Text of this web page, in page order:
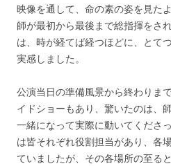
映像を通して、命の素の姿を見た
師が最初から最後まで総指揮をさ
は、時が経てば経つほどに、とて
実感しました。
公演当日の準備風景から終わりま
イドショーもあり、驚いたのは、
一緒になって実際に動いてくださ
は皆それぞれ役割担当があり、各
ていましたが、その各場所の至る